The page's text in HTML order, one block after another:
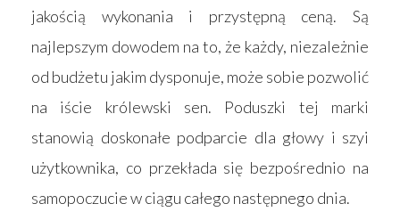
jakością wykonania i przystępną ceną. Są
najlepszym dowodem na to, że każdy, niezależnie
od budżetu jakim dysponuje, może sobie pozwolić
na iście królewski sen. Poduszki tej marki
stanowią doskonałe podparcie dla głowy i szyi
użytkownika, co przekłada się bezpośrednio na
samopoczucie w ciągu całego następnego dnia.